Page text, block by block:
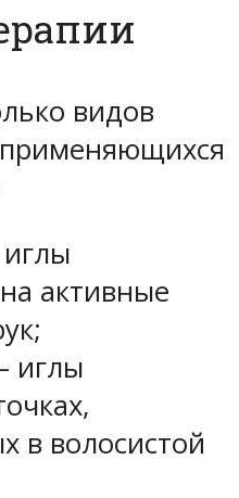
видов
активные
иглы
в волосистой